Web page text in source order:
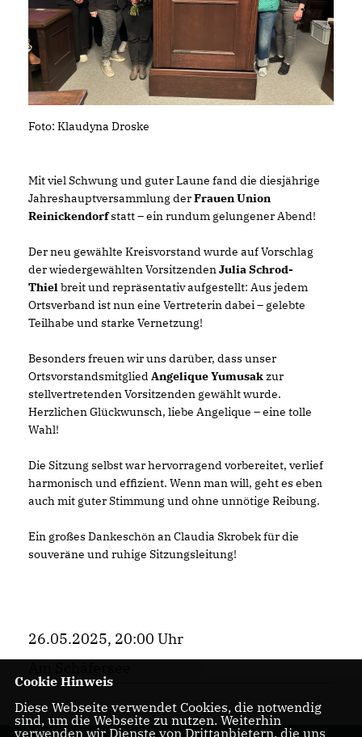
Foto: Klaudyna Droske
Mit viel Schwung und guter Laune fand die diesjährige
Jahreshauptversammlung derFrauen Union
Reinickendorfstatt – ein rundum gelungener Abend!
Der neu gewählte Kreisvorstand wurde auf Vorschlag
der wiedergewählten Vorsitzenden Julia Schrod-
Thiel breit und repräsentativ aufgestellt: Aus jedem
Ortsverband ist nun eine Vertreterin dabei – gelebte
Teilhabe und starke Vernetzung!
Besonders freuen wir uns darüber, dass unser
Ortsvorstandsmitglied Angelique Yumusakzur
stellvertretenden Vorsitzenden gewählt wurde.
Herzlichen Glückwunsch, liebe Angelique – eine tolle
Wahl!
Die Sitzung selbst war hervorragend vorbereitet, verlief
harmonisch und effizient. Wenn man will, geht es eben
auch mit guter Stimmung und ohne unnötige Reibung.
Ein großes Dankeschön an Claudia Skrobek für die
souveräne und ruhige Sitzungsleitung!
26.05.2025, 20:00 Uhr
Cookie Hinweis
Diese Webseite verwendet Cookies, die notwendig
sind, um die Webseite zu nutzen. Weiterhin
verwenden wir Dienste von Drittanbietern, die uns